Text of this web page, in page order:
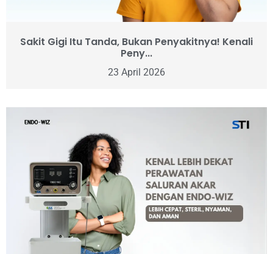
Sakit Gigi Itu Tanda, Bukan Penyakitnya! Kenali
Peny...
23 April 2026